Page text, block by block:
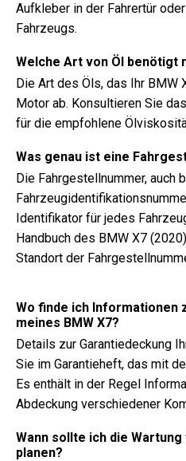
Aufkleber in der Fahrertür
Fahrzeugs.
Welche Art von Öl benötigt
Die Art des Öls, das Ihr BMW
Motor ab. Konsultieren Sie
für die empfohlene
Was genau ist eine
Die Fahrgestellnummer, auch
Identifikator für jedes
Handbuch des BMW X7
Standort der
Wo finde ich Informationen
meines BMW X7?
Details zur Garantiedeckung
Sie im Garantieheft, das mit
Es enthält in der Regel
Abdeckung verschiedener
Wann sollte ich die Wartung
planen?